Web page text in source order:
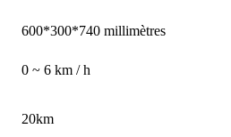
600*300*740 millimètres
0 ~ 6 km / h
20km